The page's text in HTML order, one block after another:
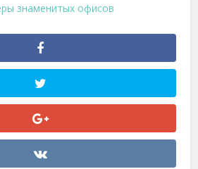
знаменитых офисов